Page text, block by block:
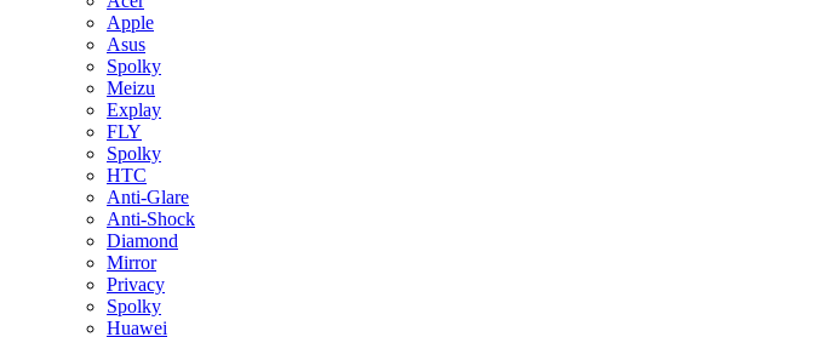
Apple
Asus
Spolky
Meizu
Explay
FLY
Spolky
HTC
Anti-Glare
Anti-Shock
Diamond
Mirror
Privacy
Spolky
Huawei